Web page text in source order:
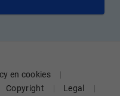
en cookies
Copyright
Legal